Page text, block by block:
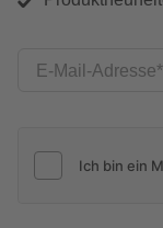
E-Mail-Adresse